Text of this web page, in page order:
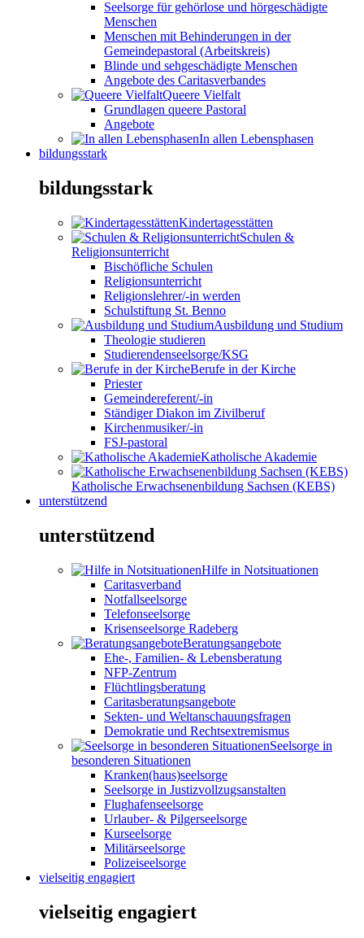
Seelsorge für gehörlose und hörgeschädigte
Menschen
Menschen mit Behinderungen in der
Gemeindepastoral (Arbeitskreis)
Blinde und sehgeschädigte Menschen
Angebote des Caritasverbandes
Queere Vielfalt
Grundlagen queere Pastoral
Angebote
In allen Lebensphasen
bildungsstark
bildungsstark
Kindertagesstätten
Schulen &
Religionsunterricht
Bischöfliche Schulen
Religionsunterricht
Religionslehrer/-in werden
Schulstiftung St. Benno
Ausbildung und Studium
Theologie studieren
Studierendenseelsorge/KSG
Berufe in der Kirche
Priester
Gemeindereferent/-in
Ständiger Diakon im Zivilberuf
Kirchenmusiker/-in
FSJ-pastoral
Katholische Akademie
Katholische Erwachsenenbildung Sachsen (KEBS)
unterstützend
unterstützend
Hilfe in Notsituationen
Caritasverband
Notfallseelsorge
Telefonseelsorge
Krisenseelsorge Radeberg
Beratungsangebote
Ehe-, Familien- & Lebensberatung
NFP-Zentrum
Flüchtlingsberatung
Caritasberatungsangebote
Sekten- und Weltanschauungsfragen
Demokratie und Rechtsextremismus
Seelsorge in
besonderen Situationen
Kranken(haus)seelsorge
Seelsorge in Justizvollzugsanstalten
Flughafenseelsorge
Urlauber- & Pilgerseelsorge
Kurseelsorge
Militärseelsorge
Polizeiseelsorge
vielseitig engagiert
vielseitig engagiert